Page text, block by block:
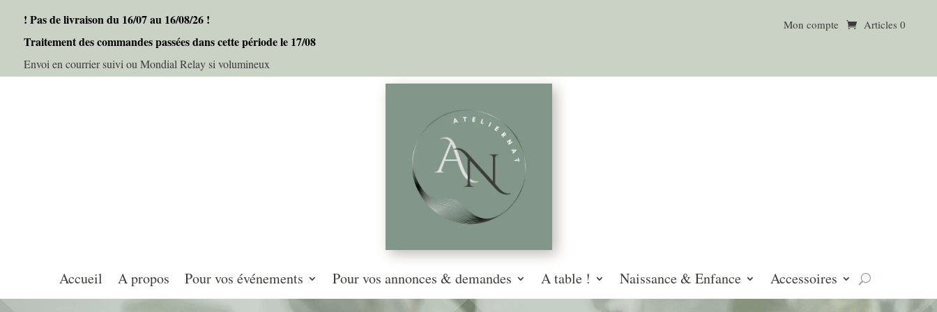
! Pas de livraison du 16/07 au 16/08/26 !
Traitement des commandes passées dans cette période le 17/08
Envoi en courrier suivi ou Mondial Relay si volumineux
Mon compte Articles 0
Accueil A propos Pour vos événements Pour vos annonces & demandes A table ! Naissance & Enfance Accessoires